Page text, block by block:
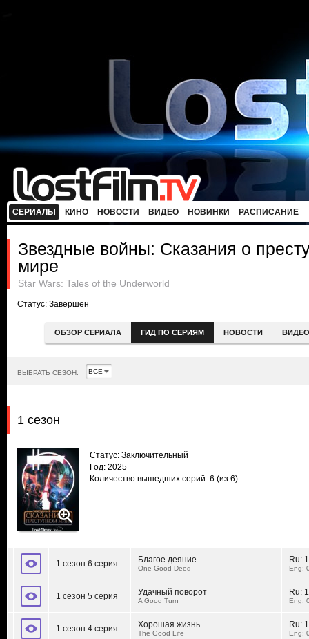
СЕРИАЛЫ КИНО НОВОСТИ ВИДЕО НОВИНКИ РАСПИСАНИЕ
Звездные войны: Сказания о
мире
Star Wars: Tales of the Underworld
Статус: Завершен
ОБЗОР СЕРИАЛА ГИД ПО СЕРИЯМ НОВОСТИ ВИДЕО
ВЫБРАТЬ СЕЗОН:
1 сезон
Статус: Заключительный
Год: 2025
Количество вышедших серий: 6 (из 6)
1 сезон 6 серия Благое деяние
One Good Deed
Ru:
Eng:
1 сезон 5 серия Удачный поворот
A Good Turn
Ru:
Eng:
1 сезон 4 серия Хорошая жизнь
The Good Life
Ru:
Eng: